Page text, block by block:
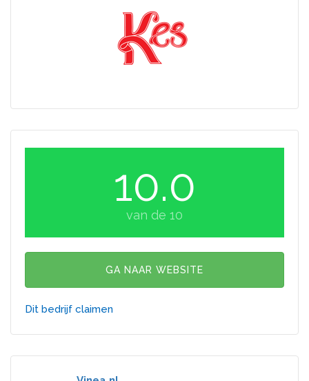
10.0
van de 10
GA NAAR WEBSITE
Dit bedrijf claimen